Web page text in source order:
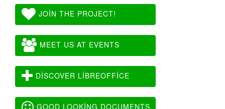
JOIN THE PROJECT!
MEET US AT EVENTS
DISCOVER LIBREOFFICE
GOOD LOOKING DOCUMENTS